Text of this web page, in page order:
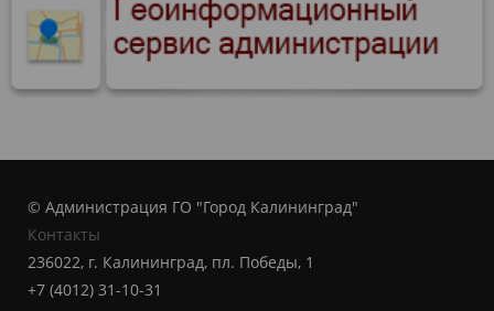
© Администрация ГО "Город Калининград"
Контакты
236022, г. Калининград, пл. Победы, 1
+7 (4012) 31-10-31